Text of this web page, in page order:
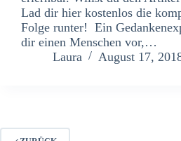
Lad dir hier kostenlos die
Folge runter! Ein
dir einen Menschen vor,…
Laura
August 17,